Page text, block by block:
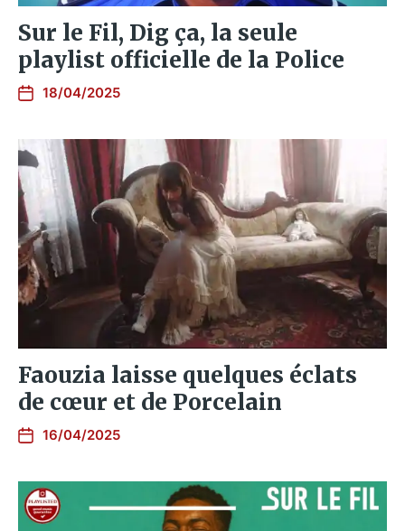
Sur le Fil, Dig ça, la seule
playlist officielle de la Police
18/04/2025
Faouzia laisse quelques éclats
de cœur et de Porcelain
16/04/2025